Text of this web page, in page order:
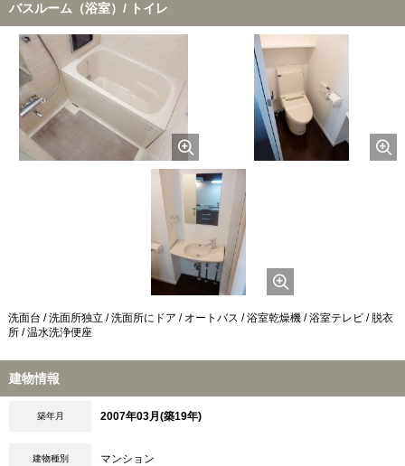
バスルーム（浴室）/ トイレ
洗面台 / 洗面所独立 / 洗面所にドア / オートバス / 浴室乾燥機 / 浴室テレビ / 脱衣
所 / 温水洗浄便座
建物情報
築年月 2007年03月(築19年)
建物種別 マンション